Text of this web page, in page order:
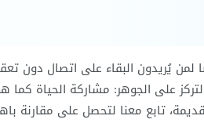
يُريدون البقاء على اتصال دون
لتركز على الجوهر: مشاركة الحياة
تابع معنا لتحصل على مقارنة